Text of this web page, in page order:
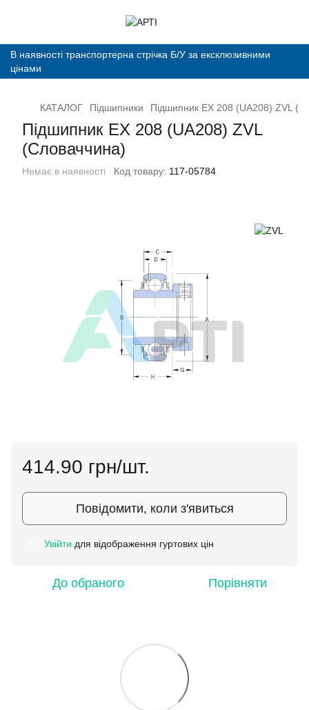
В наявності транспортерна стрічка Б/У за ексклюзивними
цінами
КАТАЛОГ Підшипники Підшипник ЕX 208 (UA208) ZVL
Підшипник ЕX 208 (UA208) ZVL
(Словаччина)
Немає в наявності Код товару: 117-05784
414.90 грн/шт.
Повідомити, коли з'явиться
Увійти для відображення гуртових цін
До обраного Порівняти